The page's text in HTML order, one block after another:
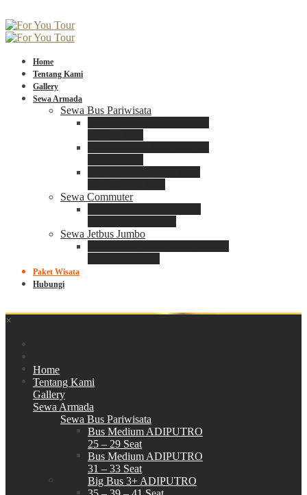
Home
Tentang Kami
Gallery
Sewa Armada
Sewa Bus Pariwisata
Sewa Commuter
Sewa Jetbus Jumbo
Paket Wisata
Hubungi
×
Home
Tentang Kami
Gallery
Sewa Armada
Sewa Bus Pariwisata
Bus Medium ADIPUTRO
25 – 29 Seat
Bus Medium ADIPUTRO
31 – 33 Seat
Big Bus 3+ ADIPUTRO